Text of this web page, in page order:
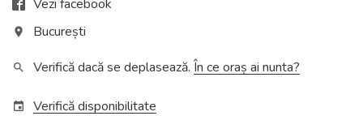
Vezi facebook
place București
search Verifică dacă se deplasează. În ce oraș ai nunta?
event Verifică disponibilitate